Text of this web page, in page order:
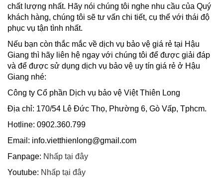
chất lượng nhất. Hãy nói chúng tôi nghe nhu cầu của Quý
khách hàng, chúng tôi sẽ tư vấn chi tiết, cụ thể với thái độ
phục vụ tận tình nhất.
Nếu bạn còn thắc mắc về dịch vụ bảo vệ giá rẻ tại Hậu
Giang thì hãy liên hệ ngay với chúng tôi để được giải đáp
và để được sử dụng dịch vụ bảo vệ uy tín giá rẻ ở Hậu
Giang nhé:
Công ty Cổ phần Dịch vụ bảo vệ Việt Thiên Long
Địa chỉ: 170/54 Lê Đức Thọ, Phường 6, Gò Vấp, Tphcm.
Hotline: 0902.360.799
Email: info.vietthienlong@gmail.com
Fanpage: Nhấp tại đây
Youtube: Nhấp tại đây